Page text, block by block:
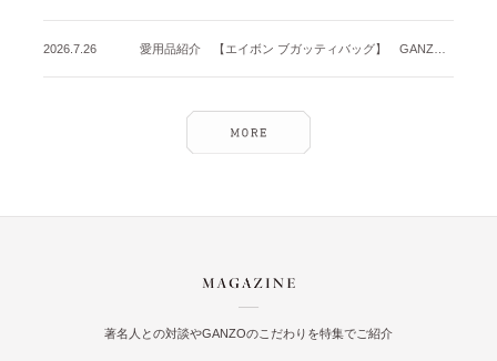
2026.7.26
著名人との対談やGANZOのこだわりを特集でご紹介